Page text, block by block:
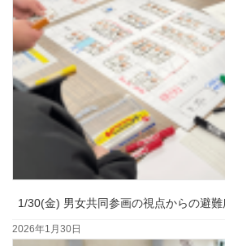
1/30(金) 男女共同参画の視点からの避難
2026年1月30日